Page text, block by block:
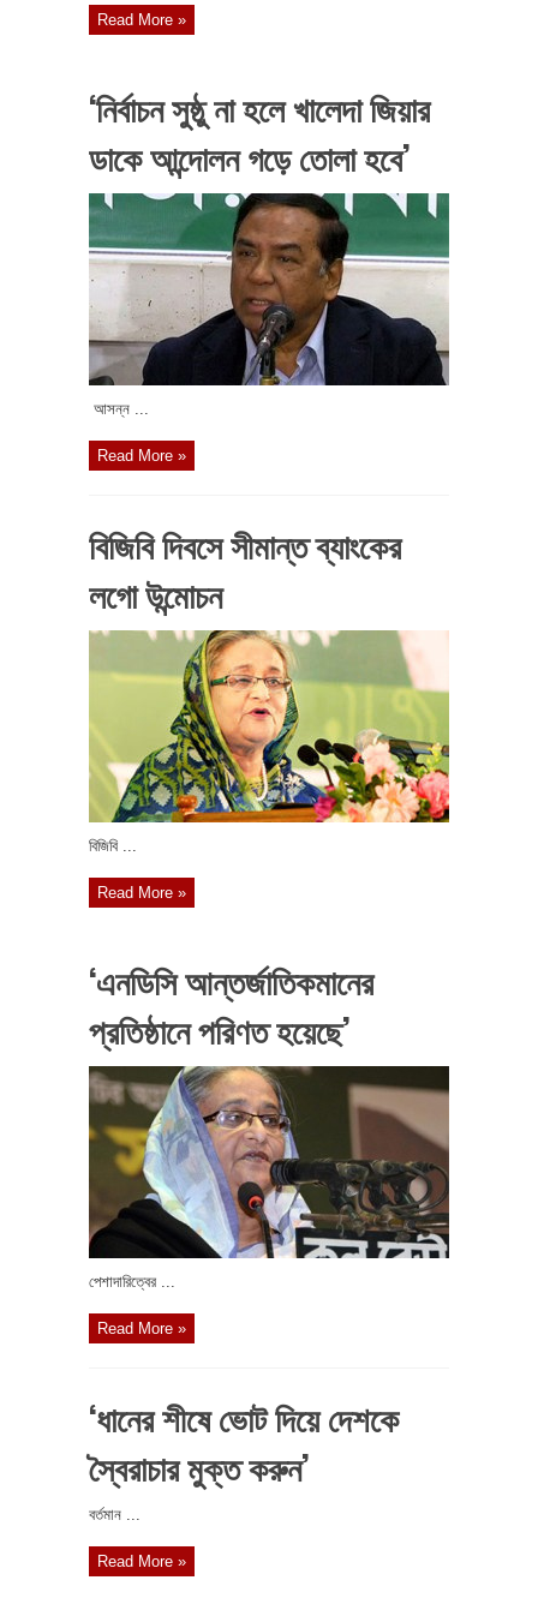
Read More »
‘নির্বাচন সুষ্ঠু না হলে খালেদা জিয়ার
ডাকে আন্দোলন গড়ে তোলা হবে’
আসন্ন ...
Read More »
বিজিবি দিবসে সীমান্ত ব্যাংকের
লগো উন্মোচন
বিজিবি ...
Read More »
‘এনডিসি আন্তর্জাতিকমানের
প্রতিষ্ঠানে পরিণত হয়েছে’
পেশাদারিত্বের ...
Read More »
‘ধানের শীষে ভোট দিয়ে দেশকে
স্বৈরাচার মুক্ত করুন’
বর্তমান ...
Read More »